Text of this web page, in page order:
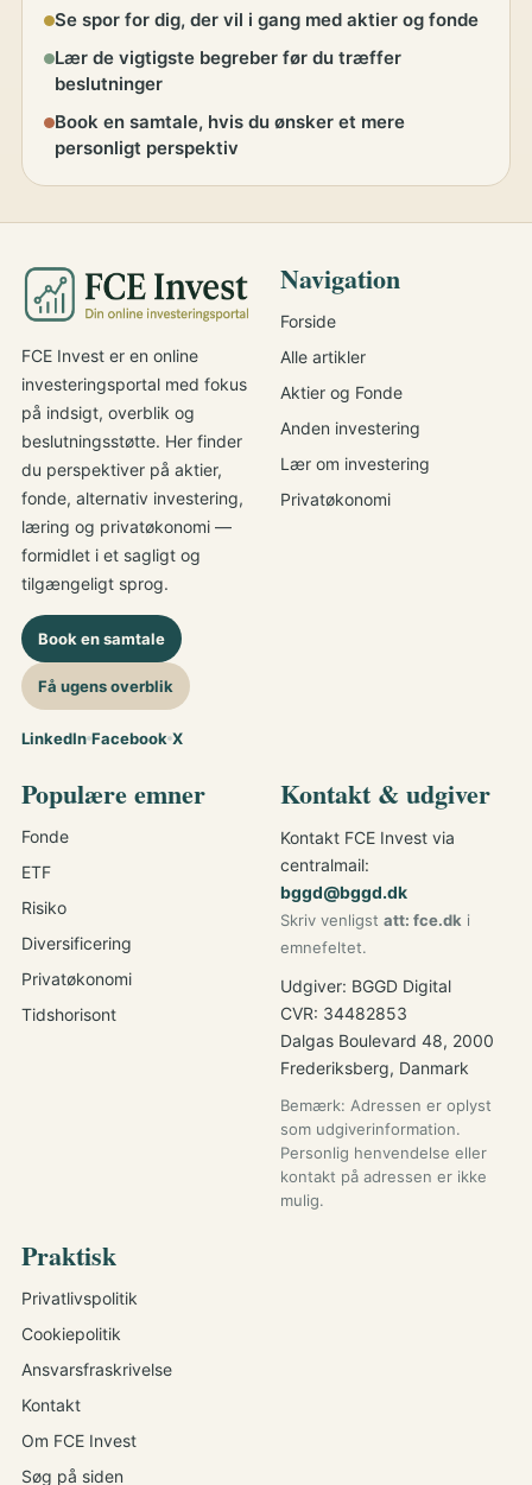
Se spor for dig, der vil i gang med aktier og fonde
Lær de vigtigste begreber før du træffer
beslutninger
Book en samtale, hvis du ønsker et mere
personligt perspektiv
FCE Invest er en online
investeringsportal med fokus
på indsigt, overblik og
beslutningsstøtte. Her finder
du perspektiver på aktier,
fonde, alternativ investering,
læring og privatøkonomi —
formidlet i et sagligt og
tilgængeligt sprog.
Book en samtale
Få ugens overblik
LinkedIn Facebook X
Navigation
Forside
Alle artikler
Aktier og Fonde
Anden investering
Lær om investering
Privatøkonomi
Populære emner
Fonde
ETF
Risiko
Diversificering
Privatøkonomi
Tidshorisont
Kontakt & udgiver
Kontakt FCE Invest via
centralmail:
bggd@bggd.dk
Skriv venligst att: fce.dk i
emnefeltet.
Udgiver: BGGD Digital
CVR: 34482853
Dalgas Boulevard 48, 2000
Frederiksberg, Danmark
Bemærk: Adressen er oplyst
som udgiverinformation.
Personlig henvendelse eller
kontakt på adressen er ikke
mulig.
Praktisk
Privatlivspolitik
Cookiepolitik
Ansvarsfraskrivelse
Kontakt
Om FCE Invest
Søg på siden